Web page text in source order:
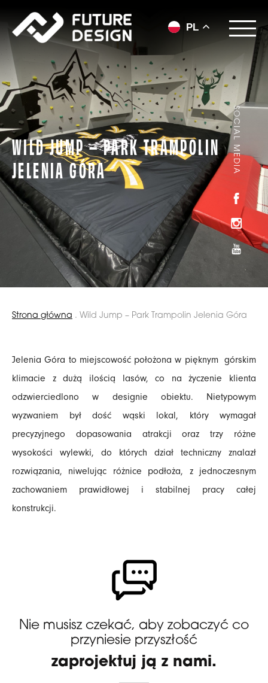
PL
SOCIAL MEDIA
WILD JUMP – PARK TRAMPOLIN
JELENIA GÓRA
Strona główna . Wild Jump – Park Trampolin Jelenia Góra
Jelenia Góra to miejscowość położona w pięknym górskim
klimacie z dużą ilością lasów, co na życzenie klienta
odzwierciedlono w designie obiektu. Nietypowym
wyzwaniem był dość wąski lokal, który wymagał
precyzyjnego dopasowania atrakcji oraz trzy różne
wysokości wylewki, do których dział techniczny znalazł
rozwiązania, niwelując różnice podłoża, z jednoczesnym
zachowaniem prawidłowej i stabilnej pracy całej
konstrukcji.
Nie musisz czekać, aby zobaczyć co
przyniesie przyszłość
zaprojektuj ją z nami.